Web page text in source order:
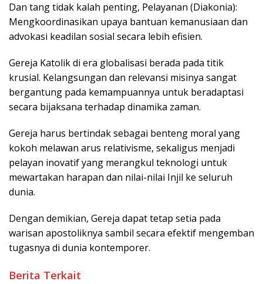
Dan tang tidak kalah penting, Pelayanan (Diakonia):
Mengkoordinasikan upaya bantuan kemanusiaan dan
advokasi keadilan sosial secara lebih efisien.
Gereja Katolik di era globalisasi berada pada titik
krusial. Kelangsungan dan relevansi misinya sangat
bergantung pada kemampuannya untuk beradaptasi
secara bijaksana terhadap dinamika zaman.
Gereja harus bertindak sebagai benteng moral yang
kokoh melawan arus relativisme, sekaligus menjadi
pelayan inovatif yang merangkul teknologi untuk
mewartakan harapan dan nilai-nilai Injil ke seluruh
dunia.
Dengan demikian, Gereja dapat tetap setia pada
warisan apostoliknya sambil secara efektif mengemban
tugasnya di dunia kontemporer.
Berita Terkait